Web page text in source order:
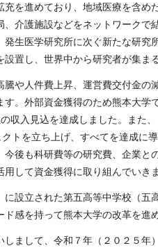
充を進めており、地域医療を含
介護施設などをネットワーク
生医学研究所に次ぐ新たな研
置し、世界中から研究者が集ま
や人件費上昇、運営費交付金の
。外部資金獲得のため熊本大学
収入見込を達成しました。また
トを立ち上げ、すべてを達成に
今後も科研費等の研究費、企業
して資金獲得に取り組んでいき
設立された第五高等中学校（五
感を持って熊本大学の改革を進
まして、令和７年（２０２５年